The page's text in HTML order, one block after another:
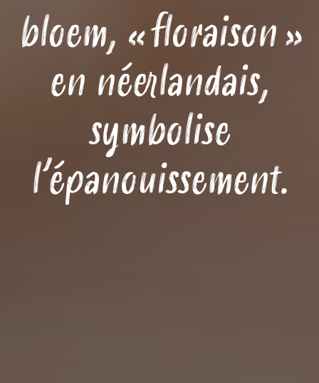
bloem, « floraison »
en néerlandais,
symbolise
l’épanouissement.